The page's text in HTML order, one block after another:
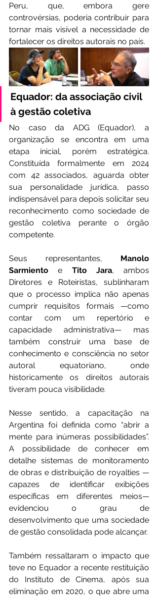
Peru, que, embora gere
controvérsias, poderia contribuir para
tornar mais visível a necessidade de
fortalecer os direitos autorais no país.
Equador: da associação civil
à gestão coletiva
No caso da ADG (Equador), a
organização se encontra em uma
etapa inicial, porém estratégica.
Constituída formalmente em 2024
com 42 associados, aguarda obter
sua personalidade jurídica, passo
indispensável para depois solicitar seu
reconhecimento como sociedade de
gestão coletiva perante o órgão
competente.
Seus representantes, Manolo
Sarmiento e Tito Jara, ambos
Diretores e Roteiristas, sublinharam
que o processo implica não apenas
cumprir requisitos formais —como
contar com um repertório e
capacidade administrativa— mas
também construir uma base de
conhecimento e consciência no setor
autoral equatoriano, onde
historicamente os direitos autorais
tiveram pouca visibilidade.
Nesse sentido, a capacitação na
Argentina foi definida como “abrir a
mente para inúmeras possibilidades”.
A possibilidade de conhecer em
detalhe sistemas de monitoramento
de obras e distribuição de royalties —
capazes de identificar exibições
específicas em diferentes meios—
evidenciou o grau de
desenvolvimento que uma sociedade
de gestão consolidada pode alcançar.
Também ressaltaram o impacto que
teve no Equador a recente restituição
do Instituto de Cinema, após sua
eliminação em 2020, o que abre uma